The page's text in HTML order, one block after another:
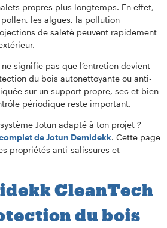
propres plus longtemps. En effet,
les algues, la pollution
de saleté peuvent rapidement
signifie pas que l’entretien devient
du bois autonettoyante ou anti-
sur un support propre, sec et bien
périodique reste important.
Jotun adapté à ton projet ?
de Jotun Demidekk. Cette page
propriétés anti-salissures et
CleanTech
du bois